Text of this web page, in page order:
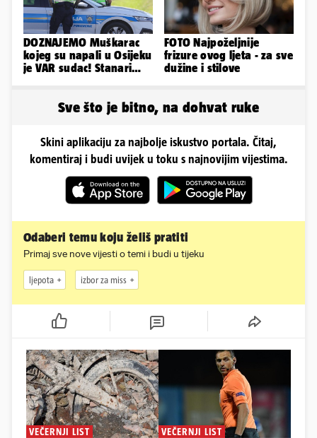
DOZNAJEMO Muškarac
kojeg su napali u Osijeku
je VAR sudac! Stanari
FOTO Najpoželjnije
frizure ovog ljeta - za sve
dužine i stilove
Sve što je bitno, na dohvat ruke
Skini aplikaciju za najbolje iskustvo portala. Čitaj,
komentiraj i budi uvijek u toku s najnovijim vijestima.
Odaberi temu koju želiš pratiti
Primaj sve nove vijesti o temi i budi u tijeku
ljepota izbor za miss